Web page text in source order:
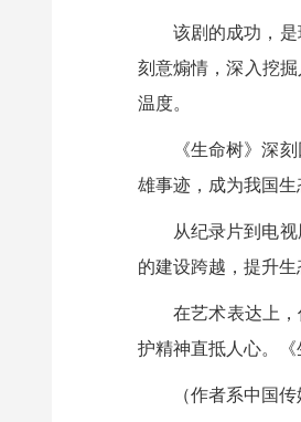
该剧的成功，
刻意煽情，深入挖
温度。
《生命树》深
雄事迹，成为我国
从纪录片到电
的建设跨越，提升生
在艺术表达上
护精神直抵人心。
（作者系中国